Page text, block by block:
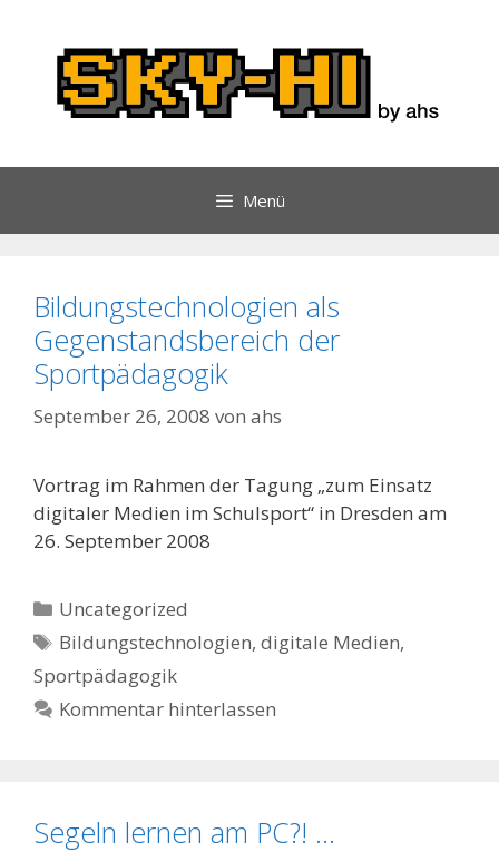
springen
Menü
Bildungstechnologien als
Gegenstandsbereich der
Sportpädagogik
September 26, 2008 von ahs
Vortrag im Rahmen der Tagung „zum Einsatz
digitaler Medien im Schulsport“ in Dresden am
26. September 2008
Kategorien
Uncategorized
Schlagwörter
Bildungstechnologien,digitale Medien,
Sportpädagogik
Kommentar hinterlassen
Segeln lernen am PC?! …